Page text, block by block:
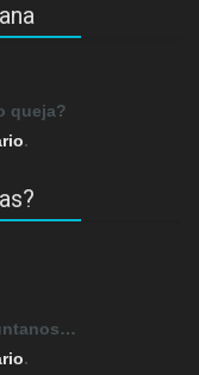
queja?
.
.